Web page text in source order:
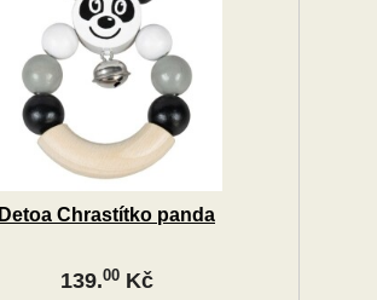
Detoa Chrastítko panda
139.00Kč